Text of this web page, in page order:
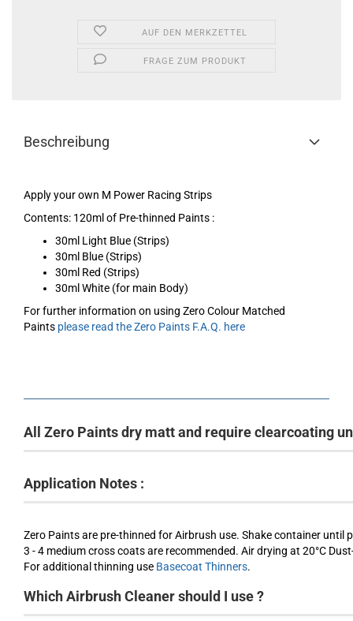
AUF DEN MERKZETTEL
FRAGE ZUM PRODUKT
Beschreibung
Apply your own M Power Racing Strips
Contents: 120ml of Pre-thinned Paints :
30ml Light Blue (Strips)
30ml Blue (Strips)
30ml Red (Strips)
30ml White (for main Body)
For further information on using Zero Colour Matched
Paints please read the Zero Paints F.A.Q. here
All Zero Paints dry matt and require clearcoating
Application Notes :
Zero Paints are pre-thinned for Airbrush use. Shake container until
3 - 4 medium cross coats are recommended. Air drying at 20°C
For additional thinning use Basecoat Thinners.
Which Airbrush Cleaner should I use ?